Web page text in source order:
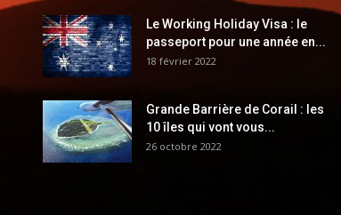
Le Working Holiday Visa : le
passeport pour une année en...
18 février 2022
Grande Barrière de Corail : les
10 îles qui vont vous...
26 octobre 2022